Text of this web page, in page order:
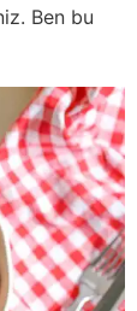
Ben bu